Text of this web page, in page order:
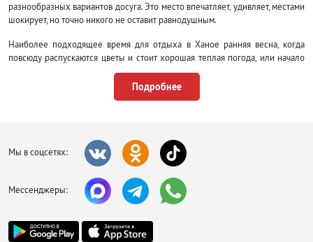
разнообразных вариантов досуга. Это место впечатляет, удивляет, местами
шокирует, но точно никого не оставит равнодушным.
Наиболее подходящее время для отдыха в Ханое ранняя весна, когда
повсюду распускаются цветы и стоит хорошая теплая погода, или начало
осени. Летом слишком жарко, зимой холодновато. Если даты
предполагаемой поездки выпадают на разгар сезона, приобретайте
путевки по акции раннего бронирования.
Подробнее
Мы в соцсетях:
Мессенджеры: